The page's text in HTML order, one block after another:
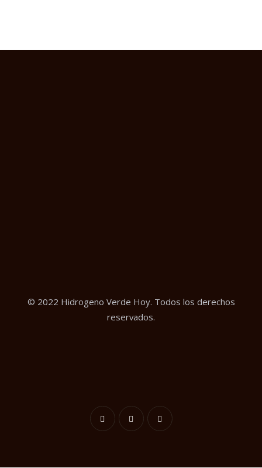
© 2022 Hidrogeno Verde Hoy. Todos los derechos
reservados.